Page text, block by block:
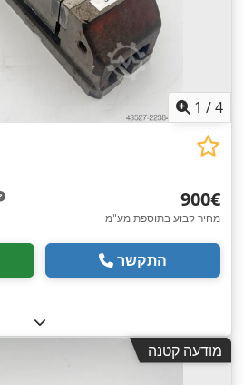
1 /4
‏900 ‏€
מחיר קבוע בתוספת מע"מ
התקשר
מודעה קטנה